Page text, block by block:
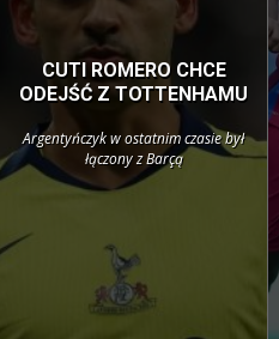
CUTI ROMERO CHCE
ODEJŚĆ Z TOTTENHAMU
Argentyńczyk w ostatnim czasie był
łączony z Barçą